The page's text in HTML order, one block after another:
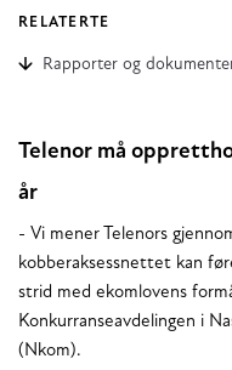
RELATERTE
Rapporter og
Telenor må
år
- Vi mener Telenors
kobberaksessnettet kan
strid med ekomlovens
Konkurranseavdelingen i
(Nkom).